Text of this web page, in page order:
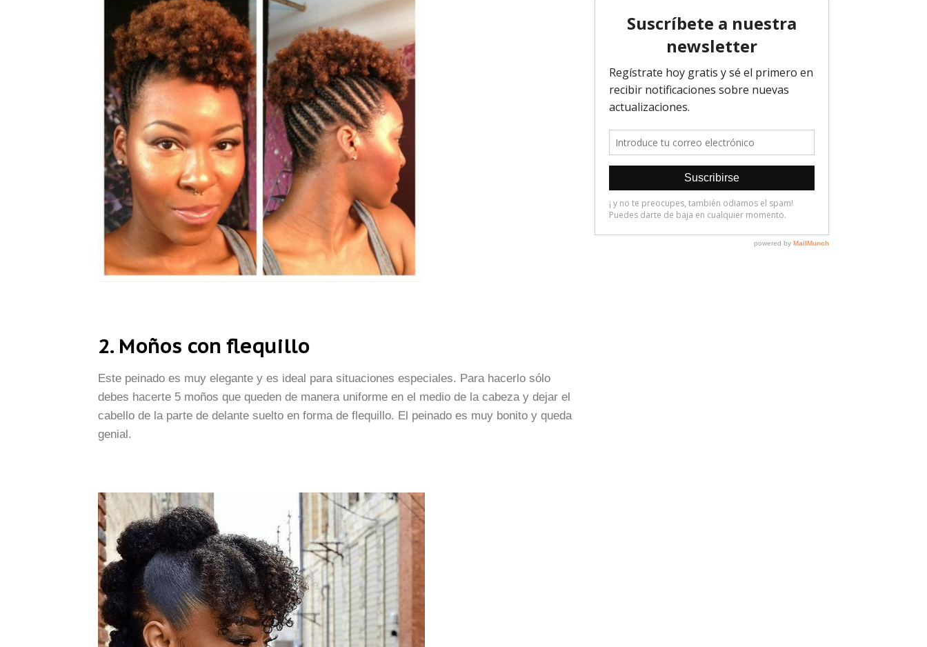
2. Moños con flequillo
Este peinado es muy elegante y es ideal para situaciones especiales. Para hacerlo sólo
debes hacerte 5 moños que queden de manera uniforme en el medio de la cabeza y dejar el
cabello de la parte de delante suelto en forma de flequillo. El peinado es muy bonito y queda
genial.